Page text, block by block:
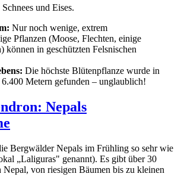
und Eises.
Nur noch wenige, extrem
Pflanzen (Moose, Flechten, einige
können in geschützten Felsnischen
Die höchste Blütenpflanze wurde in
Metern gefunden – unglaublich!
Nepals
Bergwälder Nepals im Frühling so sehr wie
„Laliguras" genannt). Es gibt über 30
Nepal, von riesigen Bäumen bis zu kleinen